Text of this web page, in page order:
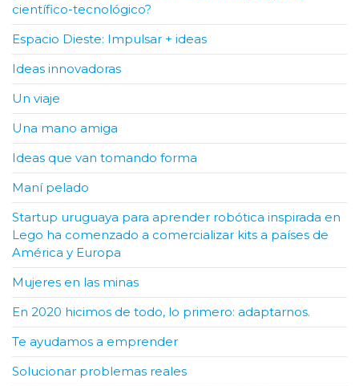
científico-tecnológico?
Espacio Dieste: Impulsar + ideas
Ideas innovadoras
Un viaje
Una mano amiga
Ideas que van tomando forma
Maní pelado
Startup uruguaya para aprender robótica inspirada en
Lego ha comenzado a comercializar kits a países de
América y Europa
Mujeres en las minas
En 2020 hicimos de todo, lo primero: adaptarnos.
Te ayudamos a emprender
Solucionar problemas reales